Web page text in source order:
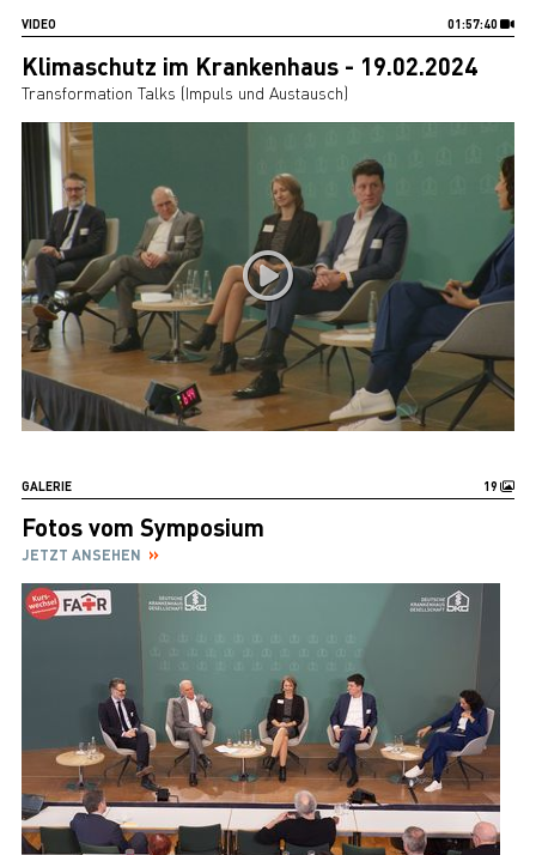
VIDEO 01:57:40
Klimaschutz im Krankenhaus - 19.02.2024
Transformation Talks (Impuls und Austausch)
GALERIE 19
Fotos vom Symposium
JETZT ANSEHEN